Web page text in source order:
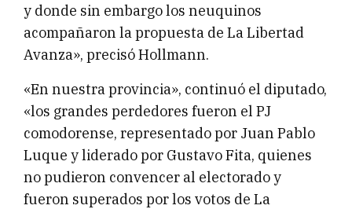
y donde sin embargo los neuquinos
acompañaron la propuesta de La Libertad
Avanza», precisó Hollmann.
«En nuestra provincia», continuó el diputado,
«los grandes perdedores fueron el PJ
comodorense, representado por Juan Pablo
Luque y liderado por Gustavo Fita, quienes
no pudieron convencer al electorado y
fueron superados por los votos de La